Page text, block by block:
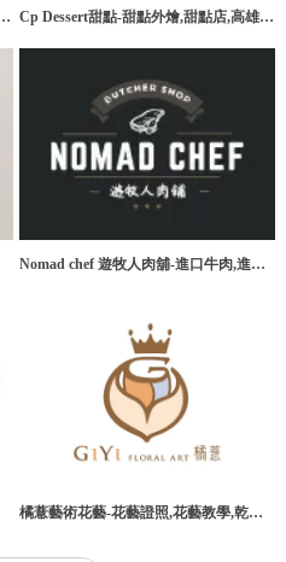
Cp Dessert甜點-甜點外燴,甜點店,高雄甜
Nomad chef 遊牧人肉舖-進口牛肉,進口
橘薏藝術花藝-花藝證照,花藝教學,乾燥